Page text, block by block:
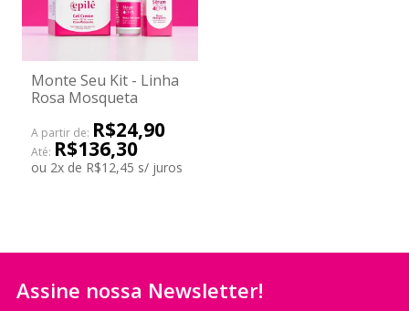
Monte Seu Kit - Linha
Rosa Mosqueta
A partir de: R$24,90
Até: R$136,30
ou 2x de R$12,45 s/ juros
Assine nossa Newsletter!